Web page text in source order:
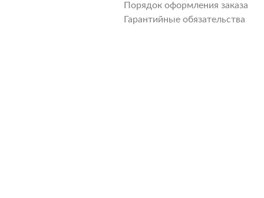
Порядок оформления заказа
Гарантийные обязательства